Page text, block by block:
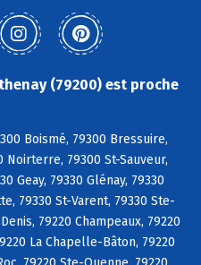
(79200) est proche
Boismé, 79300 Bressuire,
Noirterre, 79300 St-Sauveur,
Geay, 79330 Glénay, 79330
79330 St-Varent, 79330 Ste-
79220 Champeaux, 79220
La Chapelle-Bâton, 79220